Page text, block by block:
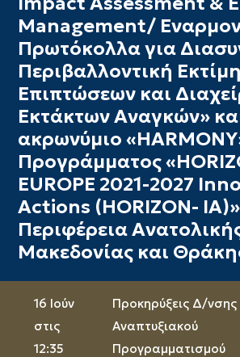
Management/
Πρωτόκολλα για
Περιβαλλοντική
Επιπτώσεων και
Εκτάκτων Αναγκών»
ακρωνύμιο
Προγράμματος
EUROPE 2021-2027
Actions (HORIZON-
Περιφέρεια
Μακεδονίας και
16 Ιούν
στις
12:35
Προκηρύξεις Δ/νσης
Αναπτυξιακού
Προγραμματισμού